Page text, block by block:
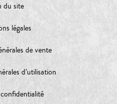
du site
légales
de vente
d’utilisation